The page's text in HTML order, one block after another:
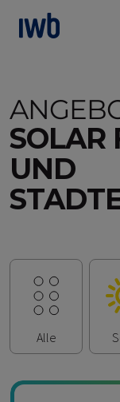
zum Main Content
SOLAR
UND
Alle anzeigen
Alle